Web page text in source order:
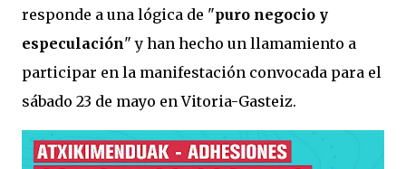
responde a una lógica de "puro negocio y
especulación" y han hecho un llamamiento a
participar en la manifestación convocada para el
sábado 23 de mayo en Vitoria-Gasteiz.